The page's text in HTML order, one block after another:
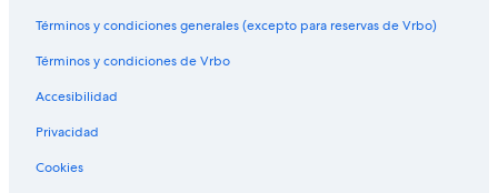
Términos y condiciones generales (excepto para reservas de Vrbo)
Términos y condiciones de Vrbo
Accesibilidad
Privacidad
Cookies